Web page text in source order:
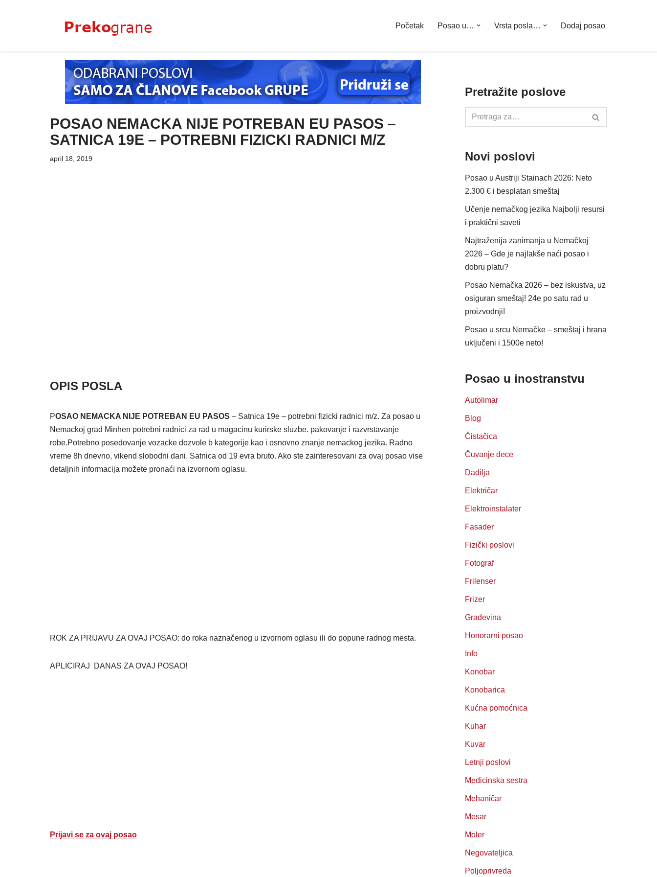
Početak Posao u… Vrsta posla… Dodaj posao
POSAO NEMACKA NIJE POTREBAN EU PASOS –
SATNICA 19E – POTREBNI FIZICKI RADNICI M/Z
april 18, 2019
OPIS POSLA
POSAO NEMACKA NIJE POTREBAN EU PASOS – Satnica 19e – potrebni fizicki radnici m/z. Za posao u
Nemackoj grad Minhen potrebni radnici za rad u magacinu kurirske sluzbe. pakovanje i razvrstavanje
robe.Potrebno posedovanje vozacke dozvole b kategorije kao i osnovno znanje nemackog jezika. Radno
vreme 8h dnevno, vikend slobodni dani. Satnica od 19 evra bruto. Ako ste zainteresovani za ovaj posao vise
detaljnih informacija možete pronaći na izvornom oglasu.
ROK ZA PRIJAVU ZA OVAJ POSAO: do roka naznačenog u izvornom oglasu ili do popune radnog mesta.
APLICIRAJ DANAS ZA OVAJ POSAO!
Prijavi se za ovaj posao
Pretražite poslove
Novi poslovi
Posao u Austriji Stainach 2026: Neto
2.300 € i besplatan smeštaj
Učenje nemačkog jezika Najbolji resursi
i praktični saveti
Najtraženija zanimanja u Nemačkoj
2026 – Gde je najlakše naći posao i
dobru platu?
Posao Nemačka 2026 – bez iskustva, uz
osiguran smeštaj! 24e po satu rad u
proizvodnji!
Posao u srcu Nemačke – smeštaj i hrana
uključeni i 1500e neto!
Posao u inostranstvu
Autolimar
Blog
Čistačica
Čuvanje dece
Dadilja
Električar
Elektroinstalater
Fasader
Fizički poslovi
Fotograf
Frilenser
Frizer
Građevina
Honorarni posao
Info
Konobar
Konobarica
Kućna pomoćnica
Kuhar
Kuvar
Letnji poslovi
Medicinska sestra
Mehaničar
Mesar
Moler
Negovateljica
Poljoprivreda